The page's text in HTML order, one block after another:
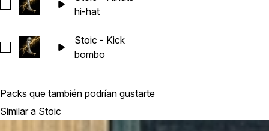
Seleccionar Stoic - Hihats
hi-hat
Seleccionar Stoic - Kick
Stoic - Kick
bombo
Packs que también podrían gustarte
Similar a Stoic